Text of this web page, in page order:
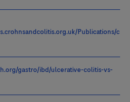
Publications/c
gastro/ibd/ulcerative-colitis-vs-